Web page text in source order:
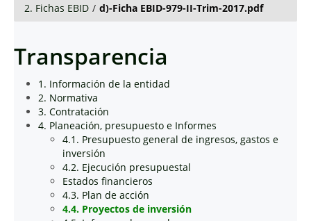
2. Fichas EBID / d)-Ficha EBID-979-II-Trim-2017.pdf
Transparencia
1. Información de la entidad
2. Normativa
3. Contratación
4. Planeación, presupuesto e Informes
4.1. Presupuesto general de ingresos, gastos e
inversión
4.2. Ejecución presupuestal
Estados financieros
4.3. Plan de acción
4.4. Proyectos de inversión